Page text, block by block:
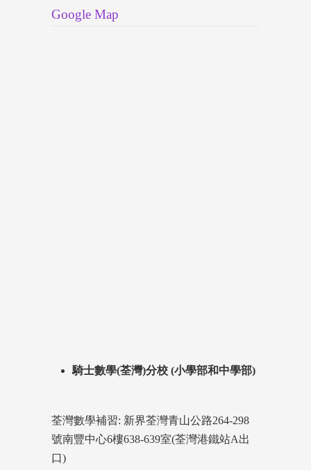
Google Map
騎士數學(荃灣)分校 (小學部和中學部)
荃灣數學補習: 新界荃灣青山公路264-298
號南豐中心6樓638-639室(荃灣港鐵站A出
口)